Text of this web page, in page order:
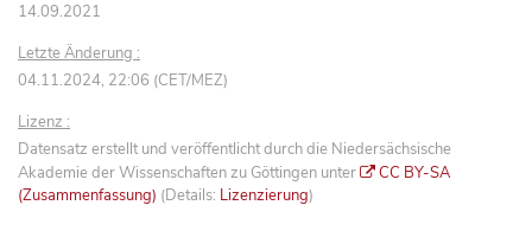
14.09.2021
Letzte Änderung :
04.11.2024, 22:06 (CET/MEZ)
Lizenz :
Datensatz erstellt und veröffentlicht durch die Niedersächsische
Akademie der Wissenschaften zu Göttingen unter
CC BY-SA
(Zusammenfassung) (Details: Lizenzierung)